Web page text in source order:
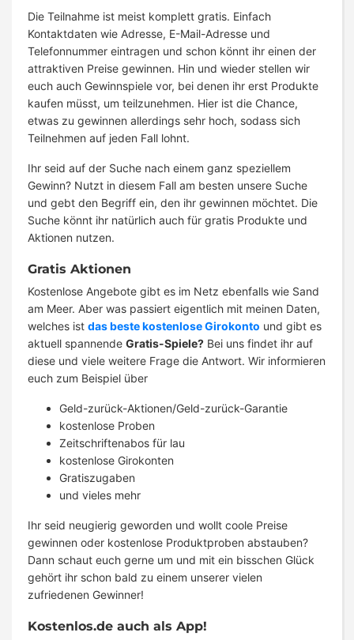
Die Teilnahme ist meist komplett gratis. Einfach
Kontaktdaten wie Adresse, E-Mail-Adresse und
Telefonnummer eintragen und schon könnt ihr einen der
attraktiven Preise gewinnen. Hin und wieder stellen wir
euch auch Gewinnspiele vor, bei denen ihr erst Produkte
kaufen müsst, um teilzunehmen. Hier ist die Chance,
etwas zu gewinnen allerdings sehr hoch, sodass sich
Teilnehmen auf jeden Fall lohnt.
Ihr seid auf der Suche nach einem ganz speziellem
Gewinn? Nutzt in diesem Fall am besten unsere Suche
und gebt den Begriff ein, den ihr gewinnen möchtet. Die
Suche könnt ihr natürlich auch für gratis Produkte und
Aktionen nutzen.
Gratis Aktionen
Kostenlose Angebote gibt es im Netz ebenfalls wie Sand
am Meer. Aber was passiert eigentlich mit meinen Daten,
welches ist das beste kostenlose Girokonto und gibt es
aktuell spannende Gratis-Spiele? Bei uns findet ihr auf
diese und viele weitere Frage die Antwort. Wir informieren
euch zum Beispiel über
Geld-zurück-Aktionen/Geld-zurück-Garantie
kostenlose Proben
Zeitschriftenabos für lau
kostenlose Girokonten
Gratiszugaben
und vieles mehr
Ihr seid neugierig geworden und wollt coole Preise
gewinnen oder kostenlose Produktproben abstauben?
Dann schaut euch gerne um und mit ein bisschen Glück
gehört ihr schon bald zu einem unserer vielen
zufriedenen Gewinner!
Kostenlos.de auch als App!